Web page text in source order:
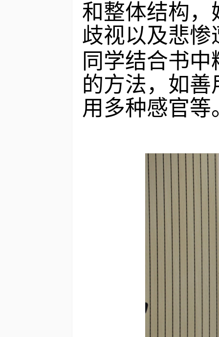
和整体结构，
歧视以及悲惨
同学结合书
的方法，如
用多种感官等